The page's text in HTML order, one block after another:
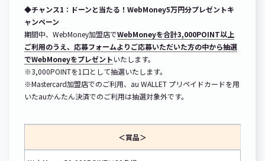
◆チャンス1：ドーンと当たる！WebMoney5万円分プレゼントキ
ャンペーン
期間中、WebMoney加盟店でWebMoneyを合計3,000POINT以上
ご利用のうえ、応募フォームよりご応募いただいた方の中から抽選
でWebMoneyをプレゼントいたします。
※3,000POINTを1口として抽選いたします。
※Mastercard加盟店でのご利用、au WALLET プリペイドカードを用
いたauかんたん決済でのご利用は抽選対象外です。
＜賞品＞